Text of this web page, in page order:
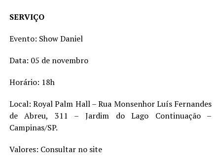
SERVIÇO
Evento: Show Daniel
Data: 05 de novembro
Horário: 18h
Local: Royal Palm Hall – Rua Monsenhor Luís Fernandes
de Abreu, 311 – Jardim do Lago Continuação –
Campinas/SP.
Valores: Consultar no site